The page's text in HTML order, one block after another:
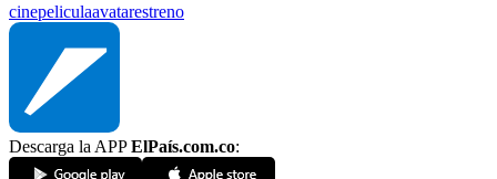
cinepeliculaavatarestreno
Descarga la APPElPaís.com.co: